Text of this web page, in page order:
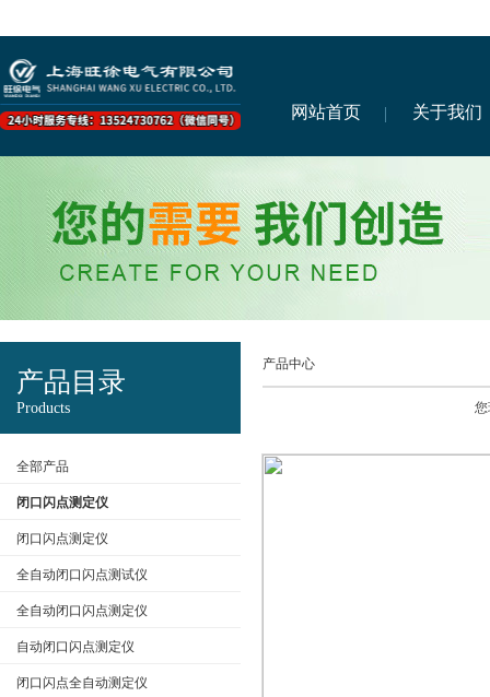
网站首页 关于我们
产品目录
Products
全部产品
闭口闪点测定仪
闭口闪点测定仪
全自动闭口闪点测试仪
全自动闭口闪点测定仪
自动闭口闪点测定仪
闭口闪点全自动测定仪
产品中心